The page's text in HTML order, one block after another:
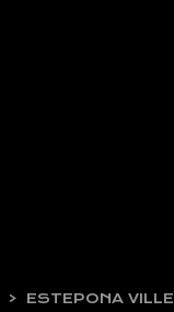
ESTEPONA VILLE